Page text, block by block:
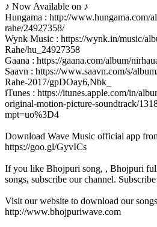
♪ Now Available on ♪
Hungama : http://www.hungama.com/
rahe/24927358/
Wynk Music : https://wynk.in/music/
Rahe/hu_24927358
Gaana : https://gaana.com/album/
Saavn : https://www.saavn.com/s/
Rahe-2017/gpDOay6,Nbk_
iTunes : https://itunes.apple.com/in/
original-motion-picture-soundtrack/
mpt=uo%3D4
Download Wave Music official app
https://goo.gl/GyvICs
If you like Bhojpuri song, , Bhojpuri
songs, subscribe our channel.
Visit our website to download our
http://www.bhojpuriwave.com